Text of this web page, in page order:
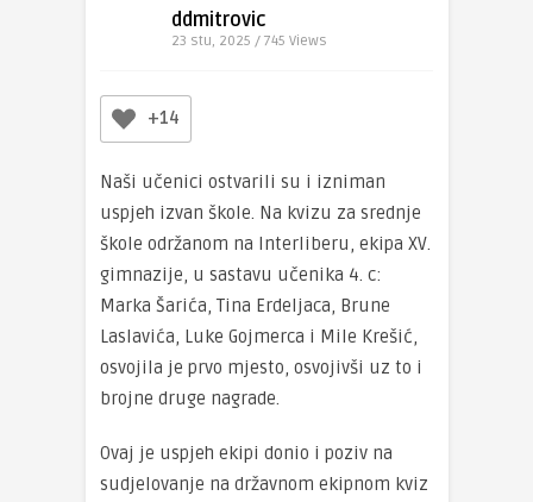
ddmitrovic
23 stu, 2025 / 745 Views
+14
Naši učenici ostvarili su i izniman
uspjeh izvan škole. Na kvizu za srednje
škole održanom na Interliberu, ekipa XV.
gimnazije, u sastavu učenika 4. c:
Marka Šarića, Tina Erdeljaca, Brune
Laslavića, Luke Gojmerca i Mile Krešić,
osvojila je prvo mjesto, osvojivši uz to i
brojne druge nagrade.
Ovaj je uspjeh ekipi donio i poziv na
sudjelovanje na državnom ekipnom kviz